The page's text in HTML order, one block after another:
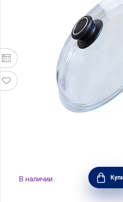
Крышка стеклянная 24
GAS24-
В наличии